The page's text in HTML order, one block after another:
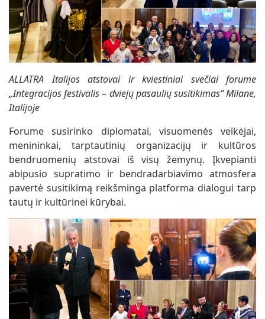
ALLATRA Italijos atstovai ir kviestiniai svečiai forume
„Integracijos festivalis – dviejų pasaulių susitikimas“ Milane,
Italijoje
Forume susirinko diplomatai, visuomenės veikėjai,
menininkai, tarptautinių organizacijų ir kultūros
bendruomenių atstovai iš visų žemynų. Įkvepianti
abipusio supratimo ir bendradarbiavimo atmosfera
pavertė susitikimą reikšminga platforma dialogui tarp
tautų ir kultūrinei kūrybai.